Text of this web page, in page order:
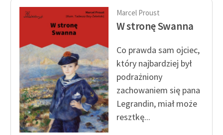
Marcel Proust
W stronę Swanna
Co prawda sam ojciec,
który najbardziej był
podrażniony
zachowaniem się pana
Legrandin, miał może
resztkę...